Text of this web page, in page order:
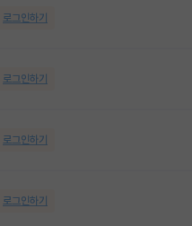
로그인하기
로그인하기
로그인하기
로그인하기